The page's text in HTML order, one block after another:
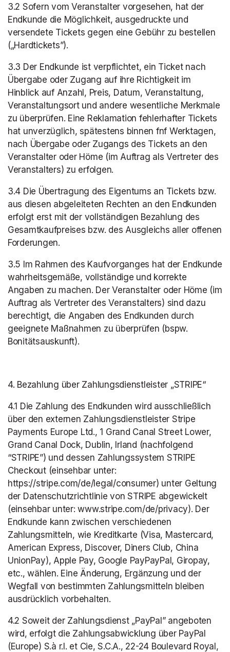
3.2 Sofern vom Veranstalter vorgesehen, hat der
Endkunde die Möglichkeit, ausgedruckte und
versendete Tickets gegen eine Gebühr zu bestellen
(„Hardtickets”).
3.3 Der Endkunde ist verpflichtet, ein Ticket nach
Übergabe oder Zugang auf ihre Richtigkeit im
Hinblick auf Anzahl, Preis, Datum, Veranstaltung,
Veranstaltungsort und andere wesentliche Merkmale
zu überprüfen. Eine Reklamation fehlerhafter Tickets
hat unverzüglich, spätestens binnen fnf Werktagen,
nach Übergabe oder Zugangs des Tickets an den
Veranstalter oder Höme (im Auftrag als Vertreter des
Veranstalters) zu erfolgen.
3.4 Die Übertragung des Eigentums an Tickets bzw.
aus diesen abgeleiteten Rechten an den Endkunden
erfolgt erst mit der vollständigen Bezahlung des
Gesamtkaufpreises bzw. des Ausgleichs aller offenen
Forderungen.
3.5 Im Rahmen des Kaufvorganges hat der Endkunde
wahrheitsgemäße, vollständige und korrekte
Angaben zu machen. Der Veranstalter oder Höme (im
Auftrag als Vertreter des Veranstalters) sind dazu
berechtigt, die Angaben des Endkunden durch
geeignete Maßnahmen zu überprüfen (bspw.
Bonitätsauskunft).
4. Bezahlung über Zahlungsdienstleister „STRIPE“
4.1 Die Zahlung des Endkunden wird ausschließlich
über den externen Zahlungsdienstleister Stripe
Payments Europe Ltd., 1 Grand Canal Street Lower,
Grand Canal Dock, Dublin, Irland (nachfolgend
“STRIPE”) und dessen Zahlungssystem STRIPE
Checkout (einsehbar unter:
https://stripe.com/de/legal/consumer) unter Geltung
der Datenschutzrichtlinie von STRIPE abgewickelt
(einsehbar unter: www.stripe.com/de/privacy). Der
Endkunde kann zwischen verschiedenen
Zahlungsmitteln, wie Kreditkarte (Visa, Mastercard,
American Express, Discover, Diners Club, China
UnionPay), Apple Pay, Google PayPayPal, Giropay,
etc., wählen. Eine Änderung, Ergänzung und der
Wegfall von bestimmten Zahlungsmitteln bleiben
ausdrücklich vorbehalten.
4.2 Soweit der Zahlungsdienst „PayPal” angeboten
wird, erfolgt die Zahlungsabwicklung über PayPal
(Europe) S.à r.l. et Cie, S.C.A., 22-24 Boulevard Royal,